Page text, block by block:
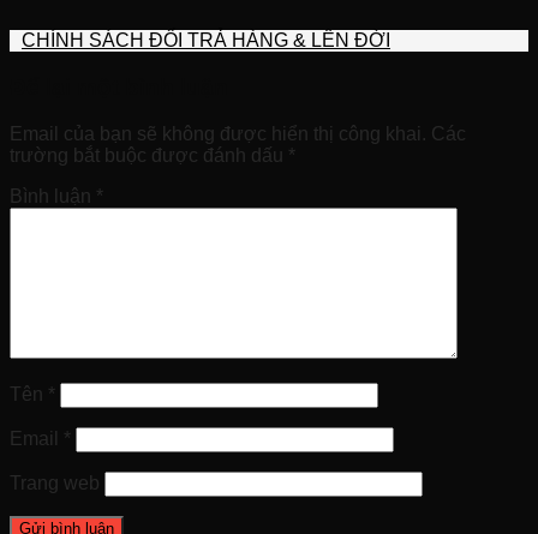
CHÍNH SÁCH ĐỔI TRẢ HÀNG & LÊN ĐỜI
Email của bạn sẽ không được hiển thị công khai. Các
trường bắt buộc được đánh dấu *
Bình luận *
Tên *
Email *
Trang web